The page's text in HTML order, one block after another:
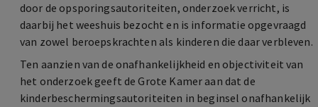
door de opsporingsautoriteiten, onderzoek verricht, is
daarbij het weeshuis bezocht en is informatie opgevraagd
van zowel beroepskrachten als kinderen die daar verbleven.
Ten aanzien van de onafhankelijkheid en objectiviteit van
het onderzoek geeft de Grote Kamer aan dat de
kinderbeschermingsautoriteiten in beginsel onafhankelijk